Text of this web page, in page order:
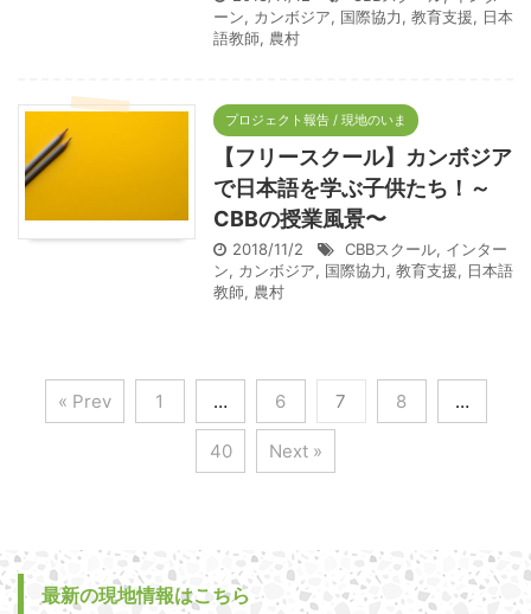
ーン, カンボジア, 国際協力, 教育支援, 日本
語教師, 農村
プロジェクト報告 / 現地のいま
【フリースクール】カンボジア
で日本語を学ぶ子供たち！～
CBBの授業風景〜
2018/11/2 CBBスクール, インター
ン, カンボジア, 国際協力, 教育支援, 日本語
教師, 農村
« Prev 1 … 6 7 8 …
40 Next »
最新の現地情報はこちら